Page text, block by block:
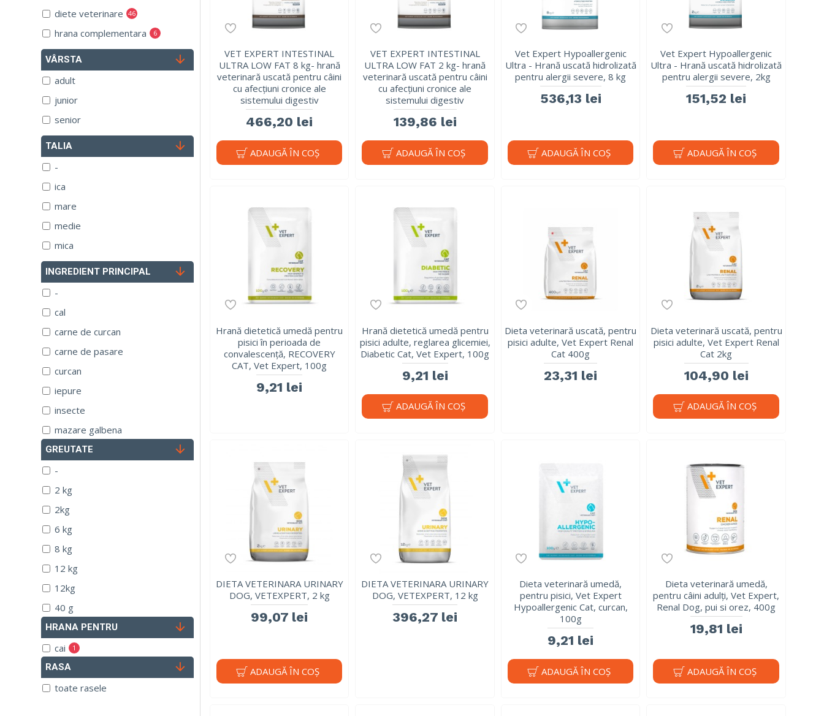
INGREDIENT PRINCIPAL
-
cal
carne de curcan
carne de pasare
curcan
iepure
insecte
mazare galbena
miel
mistret
orez
oua
pui
rata
somon
vita
TALIA
-
ica
mare
medie
mica
GREUTATE
-
2 kg
2kg
6 kg
8 kg
12 kg
12kg
40 g
100 g
100g
200 g
250g
VÂRSTA
adult
junior
senior
HRANA PENTRU
cai 1
caini
pisici 23
diete veterinare 46
hrana complementara 6
RASA
toate rasele
VET EXPERT INTESTINAL
ULTRA LOW FAT 8 kg- hrană
veterinară uscată pentru câini
cu afecțiuni cronice ale
sistemului digestiv
466,20 lei
ADAUGĂ ÎN COŞ
VET EXPERT INTESTINAL
ULTRA LOW FAT 2 kg- hrană
veterinară uscată pentru câini
cu afecțiuni cronice ale
sistemului digestiv
139,86 lei
ADAUGĂ ÎN COŞ
Vet Expert Hypoallergenic
Ultra - Hrană uscată hidrolizată
pentru alergii severe, 8 kg
536,13 lei
ADAUGĂ ÎN COŞ
Vet Expert Hypoallergenic
Ultra - Hrană uscată hidrolizată
pentru alergii severe, 2kg
151,52 lei
ADAUGĂ ÎN COŞ
Hrană dietetică umedă pentru
pisici în perioada de
convalescență, RECOVERY
CAT, Vet Expert, 100g
9,21 lei
Hrană dietetică umedă pentru
pisici adulte, reglarea glicemiei,
Diabetic Cat, Vet Expert, 100g
9,21 lei
ADAUGĂ ÎN COŞ
Dieta veterinară uscată, pentru
pisici adulte, Vet Expert Renal
Cat 400g
23,31 lei
Dieta veterinară uscată, pentru
pisici adulte, Vet Expert Renal
Cat 2kg
104,90 lei
ADAUGĂ ÎN COŞ
DIETA VETERINARA URINARY
DOG, VETEXPERT, 2 kg
99,07 lei
ADAUGĂ ÎN COŞ
DIETA VETERINARA URINARY
DOG, VETEXPERT, 12 kg
396,27 lei
Dieta veterinară umedă,
pentru pisici, Vet Expert
Hypoallergenic Cat, curcan,
100g
9,21 lei
ADAUGĂ ÎN COŞ
Dieta veterinară umedă,
pentru câini adulți, Vet Expert,
Renal Dog, pui si orez, 400g
19,81 lei
ADAUGĂ ÎN COŞ